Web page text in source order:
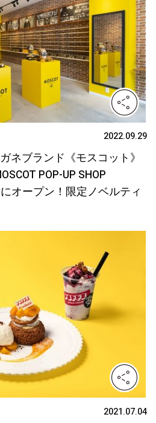
2022.09.29
ネブランド《モスコット》
POP-UP SHOP
オープン！限定ノベルティ
2021.07.04